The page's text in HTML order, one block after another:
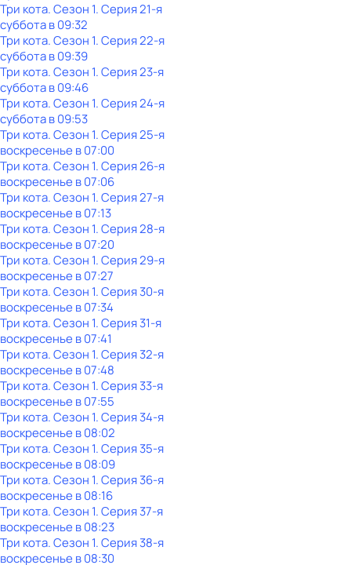
Три кота. Сезон 1. Серия 21-я
субботав09:32
Три кота. Сезон 1. Серия 22-я
субботав09:39
Три кота. Сезон 1. Серия 23-я
субботав09:46
Три кота. Сезон 1. Серия 24-я
субботав09:53
Три кота. Сезон 1. Серия 25-я
воскресенье в07:00
Три кота. Сезон 1. Серия 26-я
воскресенье в07:06
Три кота. Сезон 1. Серия 27-я
воскресенье в07:13
Три кота. Сезон 1. Серия 28-я
воскресенье в07:20
Три кота. Сезон 1. Серия 29-я
воскресенье в07:27
Три кота. Сезон 1. Серия 30-я
воскресенье в07:34
Три кота. Сезон 1. Серия 31-я
воскресенье в07:41
Три кота. Сезон 1. Серия 32-я
воскресенье в07:48
Три кота. Сезон 1. Серия 33-я
воскресенье в07:55
Три кота. Сезон 1. Серия 34-я
воскресенье в08:02
Три кота. Сезон 1. Серия 35-я
воскресенье в08:09
Три кота. Сезон 1. Серия 36-я
воскресенье в08:16
Три кота. Сезон 1. Серия 37-я
воскресенье в08:23
Три кота. Сезон 1. Серия 38-я
воскресенье в08:30